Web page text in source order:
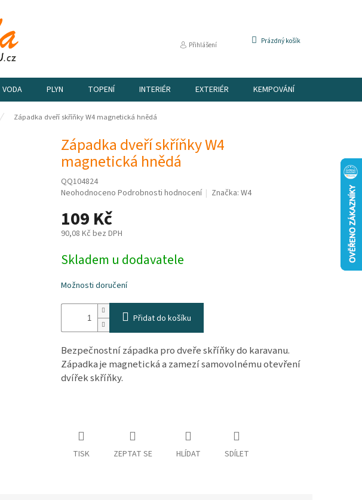
Přihlášení
NÁKUPNÍ
Prázdný košík
VODA PLYN TOPENÍ INTERIÉR EXTERIÉR KEMPOVÁNÍ
Západka dveří skříňky W4 magnetická hnědá
Západka dveří skříňky W4
magnetická hnědá
QQ104824
Průměrné
produktu
je
0,0
5
Neohodnoceno Podrobnosti hodnocení Značka:W4
109 Kč
90,08 Kč bez DPH
cena:
Skladem u dodavatele
Možnosti doručení
Přidat do košíku
Bezpečnostní západka pro dveře skříňky do karavanu.
Západka je magnetická a zamezí samovolnému otevření
dvířek skříňky.
TISK ZEPTAT SE HLÍDAT SDÍLET